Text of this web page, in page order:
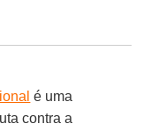
é uma
contra a